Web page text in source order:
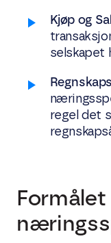
Kjøp og
selskapet
regel det